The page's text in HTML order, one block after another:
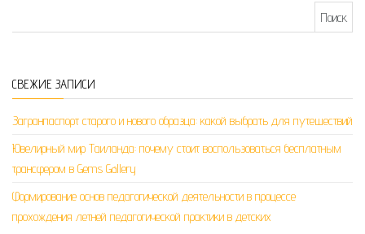
СВЕЖИЕ ЗАПИСИ
Загранпаспорт старого и нового образца: какой выбрать для путешествий
Ювелирный мир Таиланда: почему стоит воспользоваться бесплатным
трансфером в Gems Gallery
Формирование основ педагогической деятельности в процессе
прохождения летней педагогической практики в детских